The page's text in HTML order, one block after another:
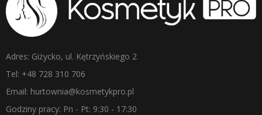
Adres: Giżycko, ul. Kętrzyńskiego 2
Tel: +48 728 310 706
Email: hurtownia@kosmetykpro.pl
Godziny pracy: Pn - Pt: 9:30 - 17:30